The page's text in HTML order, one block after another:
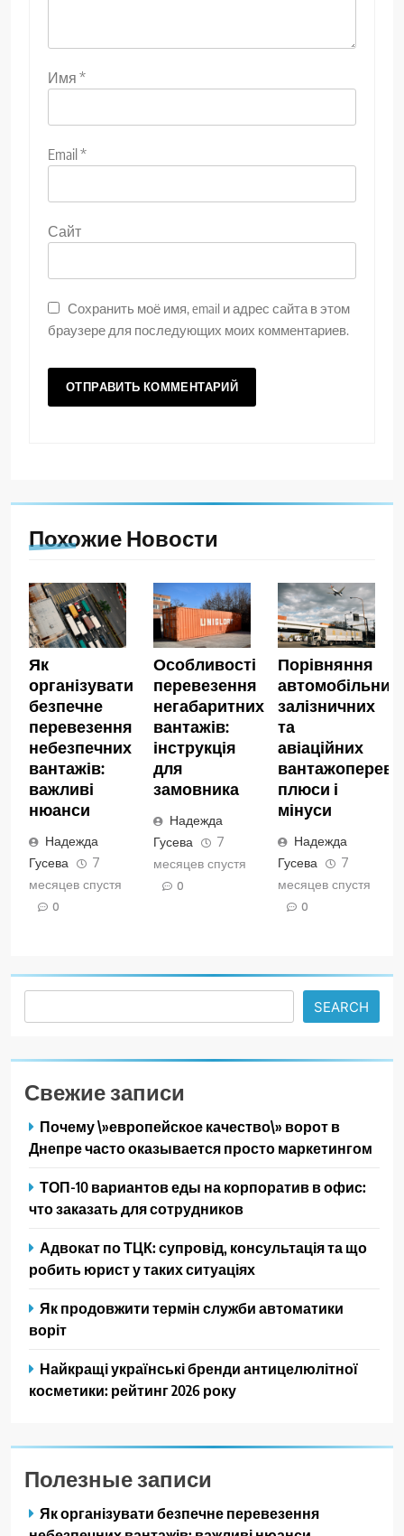
Имя *
Email*
Сайт
Сохранить моё имя, email и адрес сайта в этом
браузере для последующих моих комментариев.
Похожие Новости
Як
організувати
безпечне
перевезення
небезпечних
вантажів:
важливі
нюанси
Надежда
Гусева
7
месяцев спустя
0
Особливості
перевезення
негабаритних
вантажів:
інструкція
для
замовника
Надежда
Гусева
7
месяцев спустя
0
Порівняння
автомобільних,
залізничних
та
авіаційних
плюси і
мінуси
Надежда
Гусева
7
месяцев спустя
0
SEARCH
Свежие записи
Почему \»европейское качество\» ворот в
Днепре часто оказывается просто маркетингом
ТОП-10 вариантов еды на корпоратив в офис:
что заказать для сотрудников
Адвокат по ТЦК: супровід, консультація та що
робить юрист у таких ситуаціях
Як продовжити термін служби автоматики
воріт
Найкращі українські бренди антицелюлітної
косметики: рейтинг 2026 року
Полезные записи
Як організувати безпечне перевезення